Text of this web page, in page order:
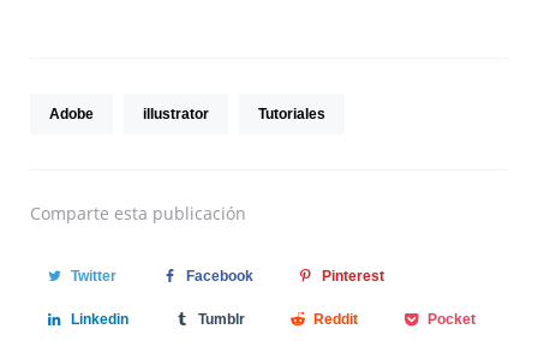
Adobe illustrator Tutoriales
Comparte esta publicación
Twitter Facebook Pinterest
Linkedin Tumblr Reddit Pocket